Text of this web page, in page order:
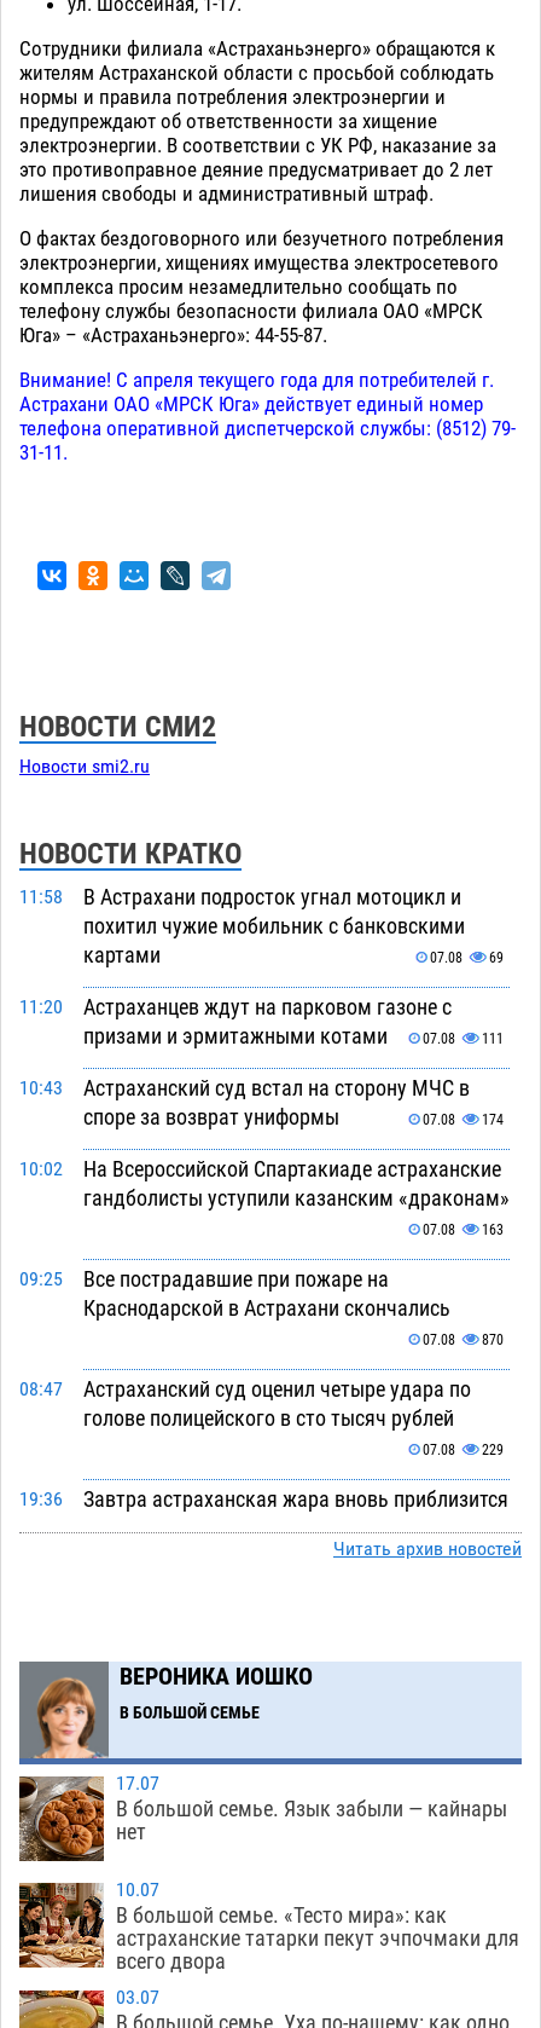
Сотрудники филиала «Астраханьэнерго» обращаются к
жителям Астраханской области с просьбой соблюдать
нормы и правила потребления электроэнергии и
предупреждают об ответственности за хищение
электроэнергии. В соответствии с УК РФ, наказание за
это противоправное деяние предусматривает до 2 лет
лишения свободы и административный штраф.
О фактах бездоговорного или безучетного потребления
электроэнергии, хищениях имущества электросетевого
комплекса просим незамедлительно сообщать по
телефону службы безопасности филиала ОАО «МРСК
Юга» – «Астраханьэнерго»: 44-55-87.
Внимание! С апреля текущего года для потребителей г.
Астрахани ОАО «МРСК Юга» действует единый номер
телефона оперативной диспетчерской службы: (8512) 79-
31-11.
НОВОСТИ СМИ2
Новости smi2.ru
НОВОСТИ КРАТКО
11:58
В Астрахани подросток угнал мотоцикл и
похитил чужие мобильник с банковскими
картами
07.08 69
11:20
Астраханцев ждут на парковом газоне с
призами и эрмитажными котами
07.08 111
10:43
Астраханский суд встал на сторону МЧС в
споре за возврат униформы
07.08 174
10:02
На Всероссийской Спартакиаде астраханские
гандболисты уступили казанским «драконам»
07.08 163
09:25
Все пострадавшие при пожаре на
Краснодарской в Астрахани скончались
07.08 870
08:47
Астраханский суд оценил четыре удара по
голове полицейского в сто тысяч рублей
07.08 229
19:36
Завтра астраханская жара вновь приблизится
к 40-градусному пределу
06.08 403
18:23
В пятницу без электричества окажутся
Астрахань, Ахтубинск и 6 поселений
17:40
В астраханском поселке ведутся работы по
двум федеральным проектам
06.08 382
16:59
Модное дефиле собак и кошек пройдет в
Астрахани
16:36
Огромного сома вытащили из Волги на
набережной в Астрахани
16:02 Предприниматели с рынка Жилгородок в
Читать архив новостей
ВЕРОНИКА ИОШКО
В БОЛЬШОЙ СЕМЬЕ
17.07
В большой семье. Язык забыли — кайнары
нет
10.07
В большой семье. «Тесто мира»: как
астраханские татарки пекут эчпочмаки для
всего двора
03.07
В большой семье. Уха по-нашему: как одно